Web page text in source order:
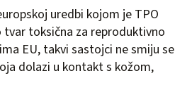
uredbi kojom je TPO
tvar toksična za reproduktivno
EU, takvi sastojci ne smiju se
dolazi u kontakt s kožom,